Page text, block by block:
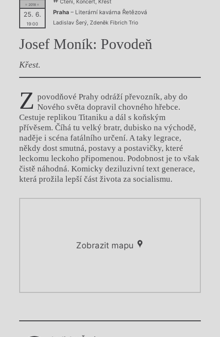
= 2018 =
25. 6.
19:00
Čtení, Koncert, Křest
Praha – Literární kavárna Řetězová
Ladislav Šerý, Zdeněk Fibrich Trio
Josef Moník: Povodeň
Křest.
Z povodňové Prahy odráží převozník, aby do
Nového světa dopravil chovného hřebce.
Cestuje replikou Titaniku a dál s koňským
přívěsem. Číhá tu velký bratr, dubisko na východě,
naděje i scéna fatálního určení. A taky legrace,
někdy dost smutná, postavy a postavičky, které
leckomu leckoho připomenou. Podobnost je to však
čistě náhodná. Komicky deziluzivní text generace,
která prožila lepší část života za socialismu.
Zobrazit mapu
Načítá se.
Chviličku.